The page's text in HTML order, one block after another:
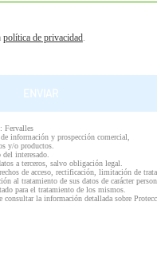
política de privacidad.
: Fervalles
información y prospección comercial,
y/o productos.
interesado.
a terceros, salvo obligación legal.
de acceso, rectificación, limitación de
al tratamiento de sus datos de carácter
para el tratamiento de los mismos.
consultar la información detallada sobre